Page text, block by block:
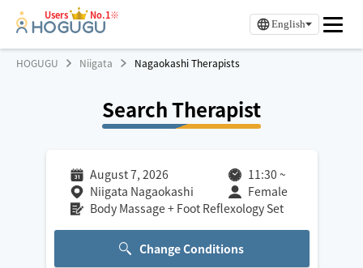
Users No.1※
English
HOGUGU Niigata Nagaokashi Therapists
Search Therapist
August 7, 2026 11:30 ~
Niigata Nagaokashi
Female
Body Massage + Foot Reflexology Set
Change Conditions